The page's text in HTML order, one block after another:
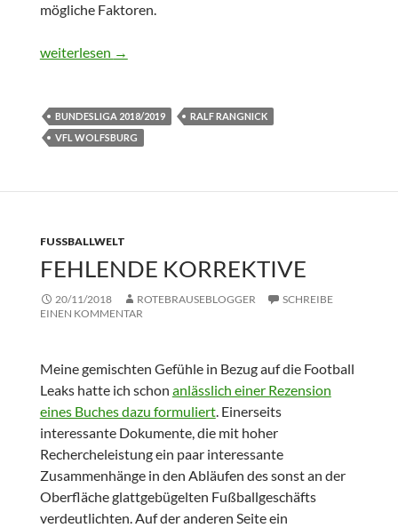
mögliche Faktoren.
Stabileres Auftreten ohne Verbesserungen im Resultat
weiterlesen →
BUNDESLIGA 2018/2019
RALF RANGNICK
VFL WOLFSBURG
FUSSBALLWELT
FEHLENDE KORREKTIVE
20/11/2018 ROTEBRAUSEBLOGGER
SCHREIBE
EINEN KOMMENTAR
Meine gemischten Gefühle in Bezug auf die Football
Leaks hatte ich schon anlässlich einer Rezension
eines Buches dazu formuliert. Einerseits
interessante Dokumente, die mit hoher
Rechercheleistung ein paar interessante
Zusammenhänge in den Abläufen des sonst an der
Oberfläche glattgebügelten Fußballgeschäfts
verdeutlichten. Auf der anderen Seite ein